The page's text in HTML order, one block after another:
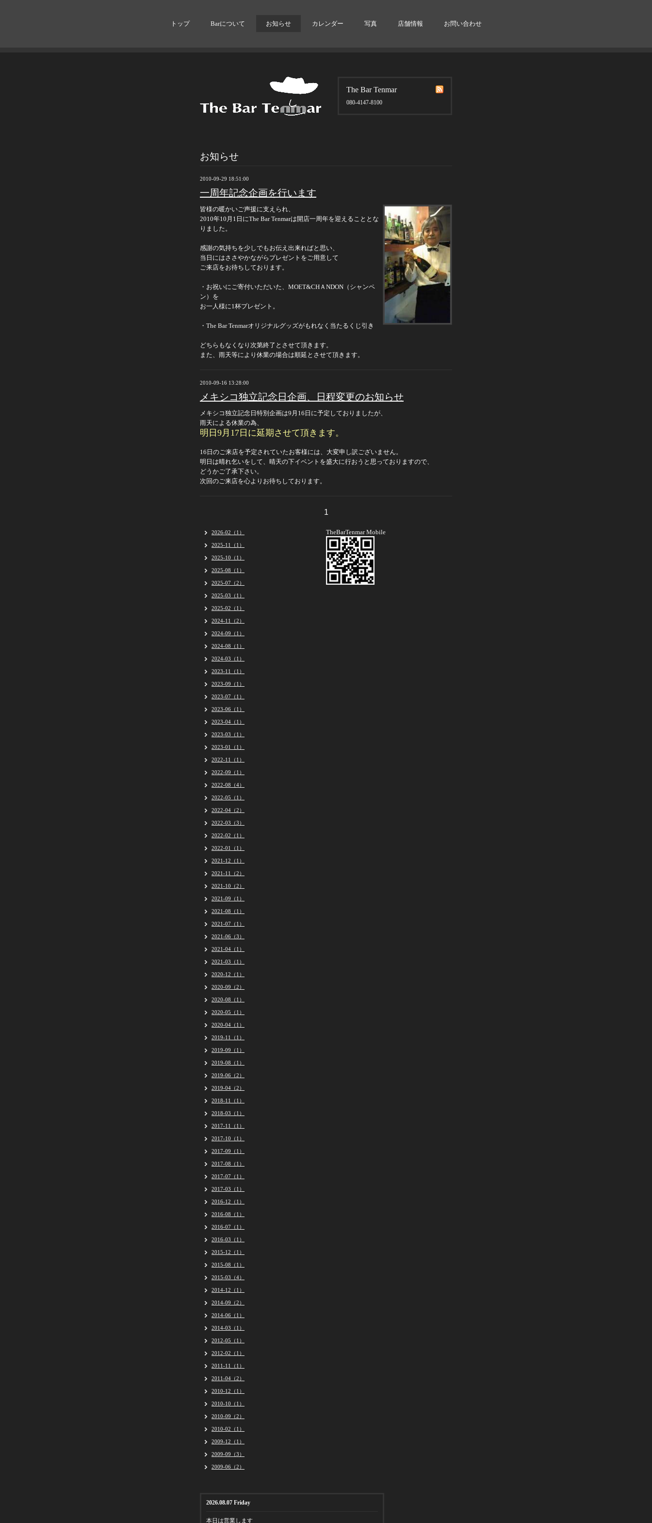
トップ Barについて お知らせ カレンダー 写真 店舗情報 お問い合わせ
The Bar Tenmar
080-4147-8100
お知らせ
2010-09-29 18:51:00
一周年記念企画を行います
皆様の暖かいご声援に支えられ、
2010年10月1日にThe Bar Tenmarは開店一周年を迎えることとな
りました。
感謝の気持ちを少しでもお伝え出来ればと思い、
当日にはささやかながらプレゼントをご用意して
ご来店をお待ちしております。
・お祝いにご寄付いただいた、MOET&CHＡNDON（シャンペ
ン）を
お一人様に1杯プレゼント。
・The Bar Tenmarオリジナルグッズがもれなく当たるくじ引き
どちらもなくなり次第終了とさせて頂きます。
また、雨天等により休業の場合は順延とさせて頂きます。
2010-09-16 13:28:00
メキシコ独立記念日企画、日程変更のお知らせ
メキシコ独立記念日特別企画は9月16日に予定しておりましたが、
雨天による休業の為、
明日9月17日に延期させて頂きます。
16日のご来店を予定されていたお客様には、大変申し訳ございません。
明日は晴れ乞いをして、晴天の下イベントを盛大に行おうと思っておりますので、
どうかご了承下さい。
次回のご来店を心よりお待ちしております。
1
2026-02（1）
2025-11（1）
2025-10（1）
2025-08（1）
2025-07（2）
2025-03（1）
2025-02（1）
2024-11（2）
2024-09（1）
2024-08（1）
2024-03（1）
2023-11（1）
2023-09（1）
2023-07（1）
2023-06（1）
2023-04（1）
2023-03（1）
2023-01（1）
2022-11（1）
2022-09（1）
2022-08（4）
2022-05（1）
2022-04（2）
2022-03（3）
2022-02（1）
2022-01（1）
2021-12（1）
2021-11（2）
2021-10（2）
2021-09（1）
2021-08（1）
2021-07（1）
2021-06（3）
2021-04（1）
2021-03（1）
2020-12（1）
2020-09（2）
2020-08（1）
2020-05（1）
2020-04（1）
2019-11（1）
2019-09（1）
2019-08（1）
2019-06（2）
2019-04（2）
2018-11（1）
2018-03（1）
2017-11（1）
2017-10（1）
2017-09（1）
2017-08（1）
2017-07（1）
2017-03（1）
2016-12（1）
2016-08（1）
2016-07（1）
2016-03（1）
2015-12（1）
2015-08（1）
2015-03（4）
2014-12（1）
2014-09（2）
2014-06（1）
2014-03（1）
2012-05（1）
2012-02（1）
2011-11（1）
2011-04（2）
2010-12（1）
2010-10（1）
2010-09（2）
2010-02（1）
2009-12（1）
2009-09（3）
2009-06（2）
2026.08.07 Friday
本日は営業します
TheBarTenmar Mobile